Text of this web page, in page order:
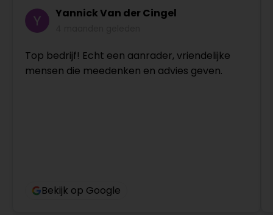
Yannick Van der Cingel
Top bedrijf! Echt een aanrader, vriendelijke
mensen die meedenken en advies geven.
Bekijk op Google